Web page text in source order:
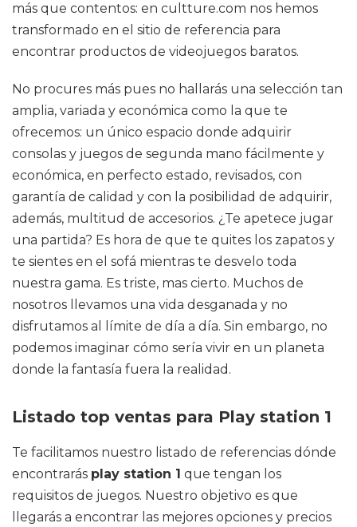
más que contentos: en cultture.com nos hemos
transformado en el sitio de referencia para
encontrar productos de videojuegos baratos.
No procures más pues no hallarás una selección tan
amplia, variada y económica como la que te
ofrecemos: un único espacio donde adquirir
consolas y juegos de segunda mano fácilmente y
económica, en perfecto estado, revisados, con
garantía de calidad y con la posibilidad de adquirir,
además, multitud de accesorios. ¿Te apetece jugar
una partida? Es hora de que te quites los zapatos y
te sientes en el sofá mientras te desvelo toda
nuestra gama. Es triste, mas cierto. Muchos de
nosotros llevamos una vida desganada y no
disfrutamos al límite de día a día. Sin embargo, no
podemos imaginar cómo sería vivir en un planeta
donde la fantasía fuera la realidad.
Listado top ventas para Play station 1
Te facilitamos nuestro listado de referencias dónde
encontrarás play station 1 que tengan los
requisitos de juegos. Nuestro objetivo es que
llegarás a encontrar las mejores opciones y precios